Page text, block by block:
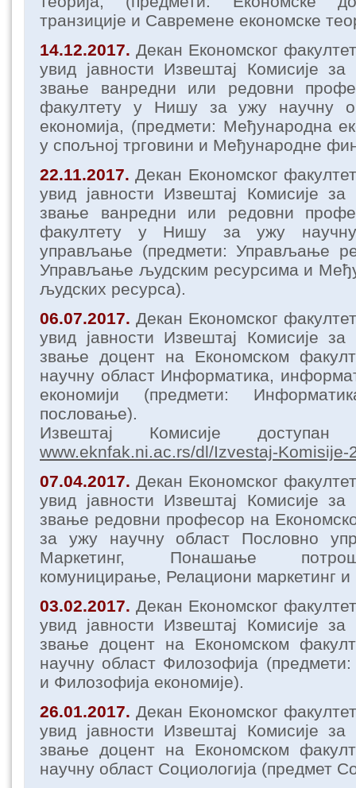
транзиције и Савремене економске
14.12.2017. Декан Економског
увид јавности Извештај Комисије
звање ванредни или редовни
факултету у Нишу за ужу научну
економија, (предмети: Међународна
у спољној трговини и Међународне
22.11.2017. Декан Економског
увид јавности Извештај Комисије
звање ванредни или редовни
факултету у Нишу за ужу
управљање (предмети: Управљање
Управљање људским ресурсима и
људских ресурса).
06.07.2017. Декан Економског
увид јавности Извештај Комисије
звање доцент на Економском
научну област Информатика,
економији (предмети:
пословање).
Извештај Комисије
www.eknfak.ni.ac.rs/dl/Izvestaj-Komisije-
07.04.2017. Декан Економског
увид јавности Извештај Комисије
звање редовни професор на
за ужу научну област Пословно
Маркетинг, Понашање
комуницирање, Релациони маркетинг и
03.02.2017. Декан Економског
увид јавности Извештај Комисије
звање доцент на Економском
научну област Филозофија
и Филозофија економије).
26.01.2017. Декан Економског
увид јавности Извештај Комисије
звање доцент на Економском
научну област Социологија (предмет